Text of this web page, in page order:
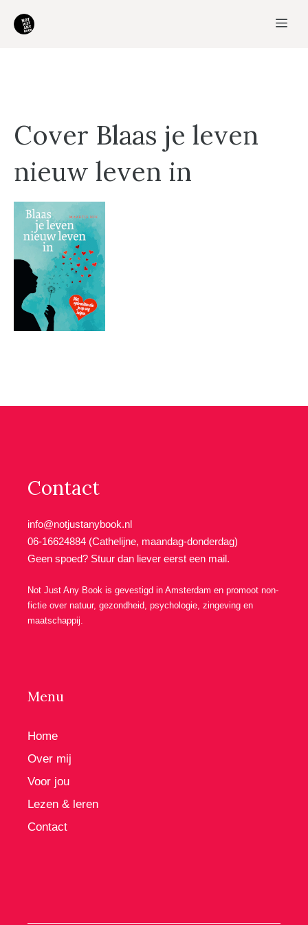
naar
Cover Blaas je leven
nieuw leven in
Contact
info@notjustanybook.nl
06-16624884 (Cathelijne, maandag-donderdag)
Geen spoed? Stuur dan liever eerst een mail.
Not Just Any Book is gevestigd in Amsterdam en promoot non-
fictie over natuur, gezondheid, psychologie, zingeving en
maatschappij.
Menu
Home
Over mij
Voor jou
Lezen & leren
Contact